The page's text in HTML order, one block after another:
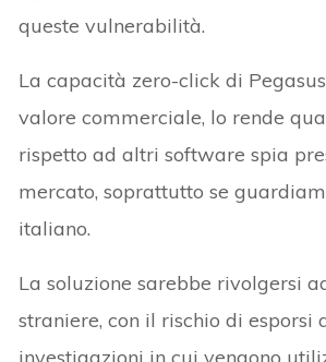
queste vulnerabilità.
La capacità zero-click di
valore commerciale, lo rende
rispetto ad altri software spia
mercato, soprattutto se
italiano.
La soluzione sarebbe rivolgersi
straniere, con il rischio di esporsi
investigazioni in cui vengono